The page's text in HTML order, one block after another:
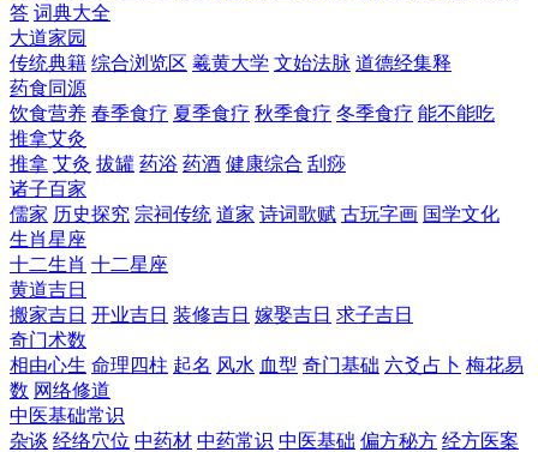
答 词典大全
大道家园
传统典籍 综合浏览区 羲黄大学 文始法脉 道德经集释
药食同源
饮食营养 春季食疗 夏季食疗 秋季食疗 冬季食疗 能不能吃
推拿艾灸
推拿 艾灸 拔罐 药浴 药酒 健康综合 刮痧
诸子百家
儒家 历史探究 宗祠传统 道家 诗词歌赋 古玩字画 国学文化
生肖星座
十二生肖 十二星座
黄道吉日
搬家吉日 开业吉日 装修吉日 嫁娶吉日 求子吉日
奇门术数
相由心生 命理四柱 起名 风水 血型 奇门基础 六爻占卜 梅花易
数 网络修道
中医基础常识
杂谈 经络穴位 中药材 中药常识 中医基础 偏方秘方 经方医案